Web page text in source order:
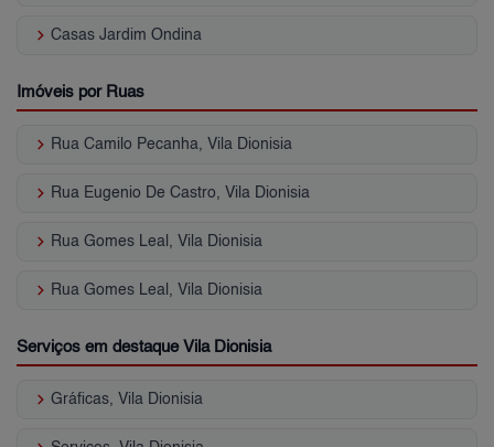
keyboard_arrow_right Casas Jardim Ondina
Imóveis por Ruas
keyboard_arrow_right Rua Camilo Pecanha, Vila Dionisia
keyboard_arrow_right Rua Eugenio De Castro, Vila Dionisia
keyboard_arrow_right Rua Gomes Leal, Vila Dionisia
keyboard_arrow_right Rua Gomes Leal, Vila Dionisia
Serviços em destaque Vila Dionisia
keyboard_arrow_right Gráficas, Vila Dionisia